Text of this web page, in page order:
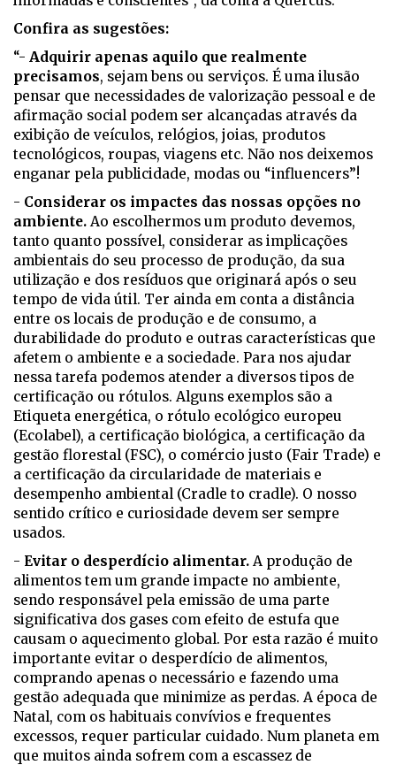
Confira as sugestões:
“- Adquirir apenas aquilo que realmente
precisamos, sejam bens ou serviços. É uma ilusão
pensar que necessidades de valorização pessoal e de
afirmação social podem ser alcançadas através da
exibição de veículos, relógios, joias, produtos
tecnológicos, roupas, viagens etc. Não nos deixemos
enganar pela publicidade, modas ou “influencers”!
- Considerar os impactes das nossas opções no
ambiente. Ao escolhermos um produto devemos,
tanto quanto possível, considerar as implicações
ambientais do seu processo de produção, da sua
utilização e dos resíduos que originará após o seu
tempo de vida útil. Ter ainda em conta a distância
entre os locais de produção e de consumo, a
durabilidade do produto e outras características que
afetem o ambiente e a sociedade. Para nos ajudar
nessa tarefa podemos atender a diversos tipos de
certificação ou rótulos. Alguns exemplos são a
Etiqueta energética, o rótulo ecológico europeu
(Ecolabel), a certificação biológica, a certificação da
gestão florestal (FSC), o comércio justo (Fair Trade) e
a certificação da circularidade de materiais e
desempenho ambiental (Cradle to cradle). O nosso
sentido crítico e curiosidade devem ser sempre
usados.
- Evitar o desperdício alimentar. A produção de
alimentos tem um grande impacte no ambiente,
sendo responsável pela emissão de uma parte
significativa dos gases com efeito de estufa que
causam o aquecimento global. Por esta razão é muito
importante evitar o desperdício de alimentos,
comprando apenas o necessário e fazendo uma
gestão adequada que minimize as perdas. A época de
Natal, com os habituais convívios e frequentes
excessos, requer particular cuidado. Num planeta em
que muitos ainda sofrem com a escassez de